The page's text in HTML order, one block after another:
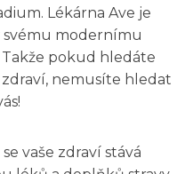
Lékárna Ave je
modernímu
pokud hledáte
nemusíte hledat
vaše zdraví stává